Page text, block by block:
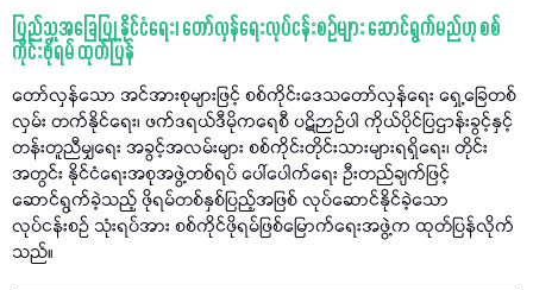
ပြည်သူအခြေပြု နိုင်ငံရေး၊ တော်လှန်ရေးလုပ်ငန်းစဉ်များ ဆောင်ရွက်မည်ဟု စစ်
ကိုင်းဖိုရမ် ထုတ်ပြန်
တော်လှန်သော အင်အားစုများဖြင့် စစ်ကိုင်းဒေသတော်လှန်ရေး ရှေ့ခြေတစ်
လှမ်း တက်နိုင်ရေး၊ ဖက်ဒရယ်ဒီမိုကရေစီ ပဋိဉာဉ်ပါ ကိုယ်ပိုင်ပြဌာန်းခွင့်နှင့်
တန်းတူညီမျှရေး အခွင့်အလမ်းများ စစ်ကိုင်းတိုင်းသားများရရှိရေး၊ တိုင်း
အတွင်း နိုင်ငံရေးအစုအဖွဲ့တစ်ရပ် ပေါ်ပေါက်ရေး ဦးတည်ချက်ဖြင့်
ဆောင်ရွက်ခဲ့သည့် ဖိုရမ်တစ်နှစ်ပြည့်အဖြစ် လုပ်ဆောင်နိုင်ခဲ့သော
လုပ်ငန်းစဉ် သုံးရပ်အား စစ်ကိုင်ဖိုရမ်ဖြစ်မြောက်ရေးအဖွဲ့က ထုတ်ပြန်လိုက်
သည်။